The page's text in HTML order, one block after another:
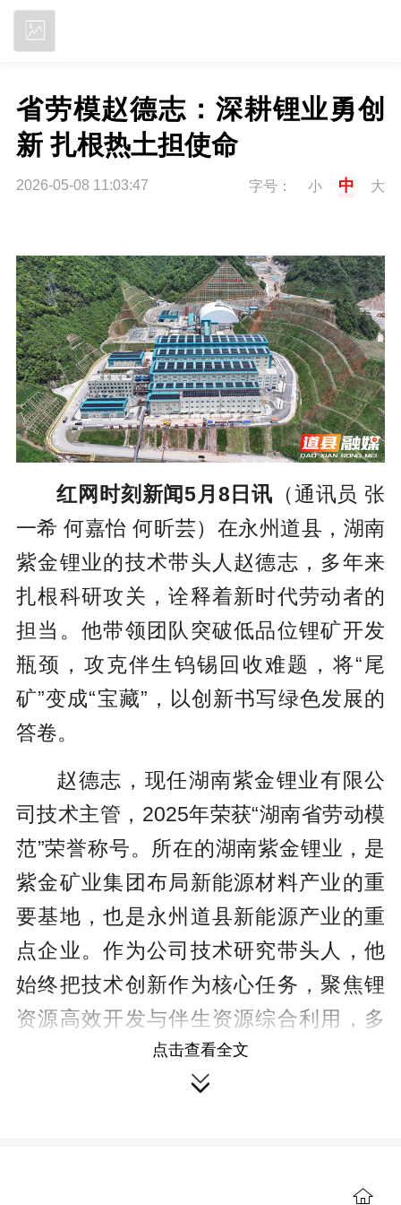
省劳模赵德志：深耕锂业勇创
新 扎根热土担使命
2026-05-08 11:03:47 字号： 小 中 大
红网时刻新闻5月8日讯 （通讯员 张
一希 何嘉怡 何昕芸）在永州道县，湖南
紫金锂业的技术带头人赵德志，多年来
扎根科研攻关，诠释着新时代劳动者的
担当。他带领团队突破低品位锂矿开发
瓶颈，攻克伴生钨锡回收难题，将“尾
矿”变成“宝藏”，以创新书写绿色发展的
答卷。
赵德志，现任湖南紫金锂业有限公
司技术主管，2025年荣获“湖南省劳动模
范”荣誉称号。所在的湖南紫金锂业，是
紫金矿业集团布局新能源材料产业的重
要基地，也是永州道县新能源产业的重
点企业。作为公司技术研究带头人，他
始终把技术创新作为核心任务，聚焦锂
资源高效开发与伴生资源综合利用，多
年来，啃下了多个“硬骨头”。
点击查看全文
